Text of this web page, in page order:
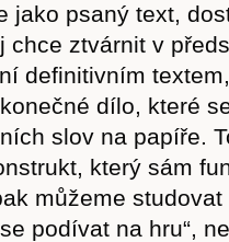
jako psaný text,
chce ztvárnit v
definitivním
dílo, které
slov na papíře.
který sám
můžeme studovat
podívat na hru“, ne